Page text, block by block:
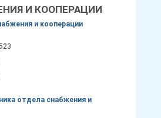
И КООПЕРАЦИИ
и кооперации
отдела снабжения и